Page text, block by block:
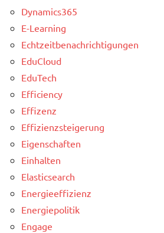
Dynamics365
E-Learning
Echtzeitbenachrichtigungen
EduCloud
EduTech
Efficiency
Effizenz
Effizienzsteigerung
Eigenschaften
Einhalten
Elasticsearch
Energieeffizienz
Energiepolitik
Engage